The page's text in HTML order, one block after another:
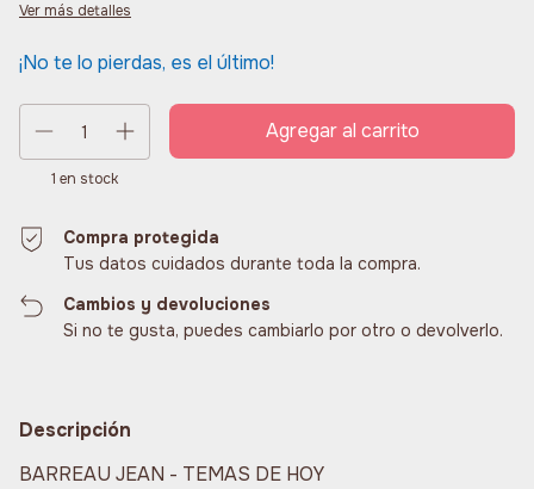
Ver más detalles
¡No te lo pierdas, es el último!
1 en stock
Compra protegida
Tus datos cuidados durante toda la compra.
Cambios y devoluciones
Si no te gusta, puedes cambiarlo por otro o devolverlo.
Descripción
BARREAU JEAN - TEMAS DE HOY